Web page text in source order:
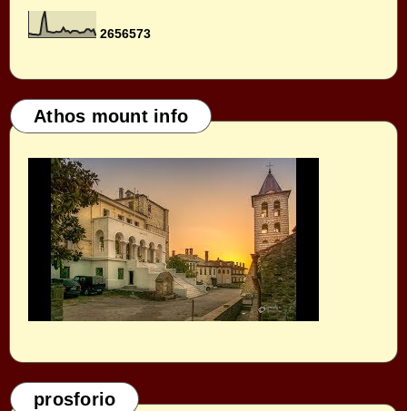
2656573
Athos mount info
prosforio